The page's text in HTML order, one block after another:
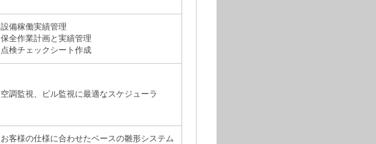
設備稼働実績管理
保全作業計画と実績管理
点検チェックシート作成
空調監視、ビル監視に最適なスケジューラ
お客様の仕様に合わせたベースの雛形システム